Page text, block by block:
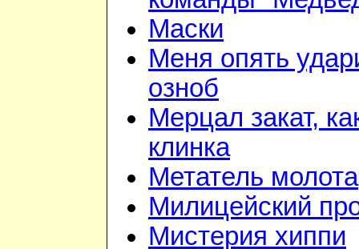
Маски
Меня опять
озноб
Мерцал закат,
клинка
Метатель молота
Милицейский
Мистерия хиппи